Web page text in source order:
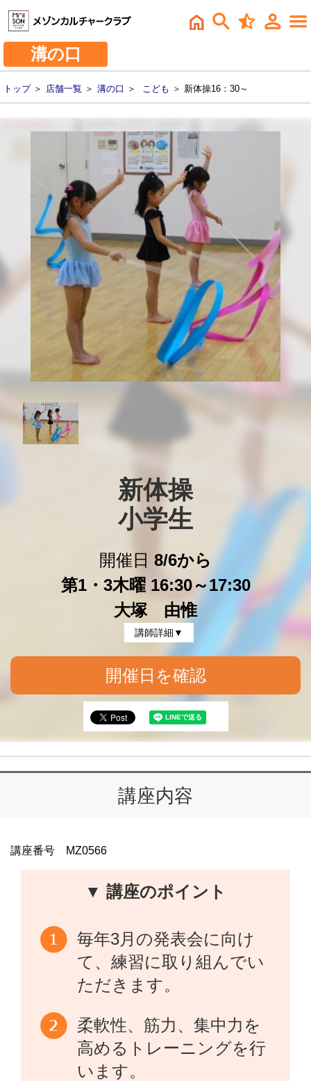
溝の口
トップ＞ 店舗一覧 ＞ 溝の口 ＞ こども ＞ 新体操16：30～
新体操
小学生
開催日 8/6から
第1・3木曜 16:30～17:30
大塚 由惟
講師詳細▼
開催日を確認
講座内容
講座番号 MZ0566
▼ 講座のポイント
毎年3月の発表会に向け
て、練習に取り組んでい
ただきます。
柔軟性、筋力、集中力を
高めるトレーニングを行
います。